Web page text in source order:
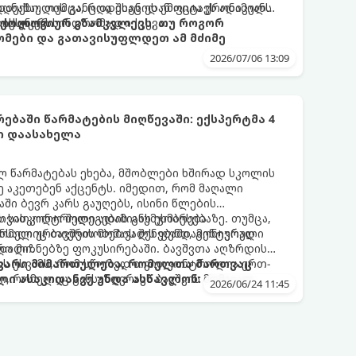
განცდა შიგნიდან ფიტავს ადამიანს
უნარს.
თუმცა, როდესაც ეს ემოცია ქრონიკულ
სინდრომად იქცევა.
გზამკვლევს, თუ როგორ
და გათავისუფლდეთ ამ მძიმე
2026/07/06 13:09
წარმატების მიღწევაში: ექსპერტმა 4
დაასახელა
წარმატებას ეხება, მშობლები ხშირად სკოლის
აკეთებენ აქცენტს. იმედით, რომ მაღალი
ბევრ კარს გაუღებს, ისინი წლების
სასკოლო შედეგების გაუმჯობესებაზე. თუმცა,
ბავშვის მომავალს ფუნდამენტურად
ადამიანს ეხმარება
ურთიერთობების შენებაში, გონივრული
მიზნებზე ფოკუსირებაში. ბავშვთა აღზრდის
უსვამს, რომ სწორედ თვითკონტროლია ერთ-
განსაზღვრავს ბავშვის მომავალ
მიმართულება, რომელთა მართვაც
ასაკიდანვე უნდა ასწავლონ:
2026/06/24 11:45